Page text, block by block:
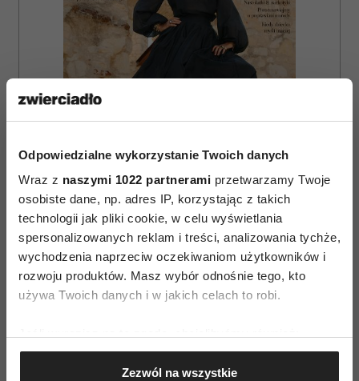
Odpowiedzialne wykorzystanie Twoich danych
Wraz z naszymi 1022 partnerami przetwarzamy Twoje
osobiste dane, np. adres IP, korzystając z takich
technologii jak pliki cookie, w celu wyświetlania
spersonalizowanych reklam i treści, analizowania tychże,
wychodzenia naprzeciw oczekiwaniom użytkowników i
rozwoju produktów. Masz wybór odnośnie tego, kto
używa Twoich danych i w jakich celach to robi.
Gromadzić dane dotyczące Twojej lokalizacji
geograficznej z dokładnością nawet do kilku metrów
Zezwól na wszystkie
ZAMÓW
WYDANIE DRUKOWANE
E-WYDANIE